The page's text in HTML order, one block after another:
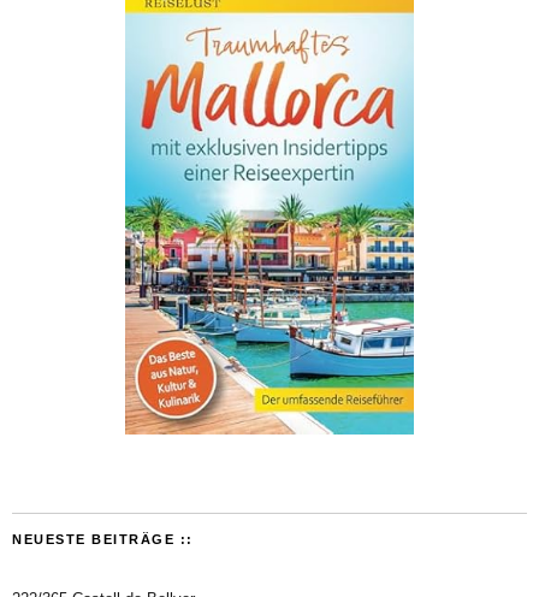
NEUESTE BEITRÄGE ::